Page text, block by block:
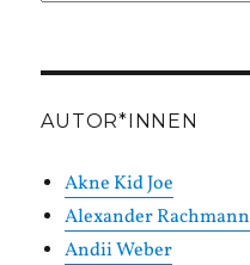
AUTOR*INNEN
Akne Kid Joe
Alexander Rachmann
Andii Weber